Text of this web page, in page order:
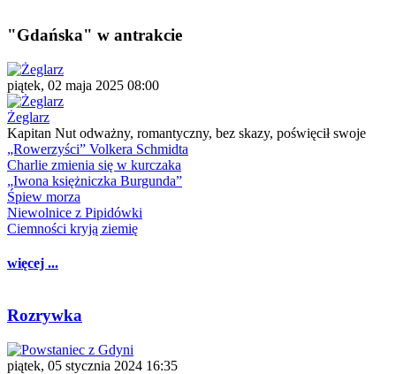
"Gdańska" w antrakcie
piątek, 02 maja 2025 08:00
Żeglarz
Kapitan Nut odważny, romantyczny, bez skazy, poświęcił swoje
„Rowerzyści” Volkera Schmidta
Charlie zmienia się w kurczaka
„Iwona księżniczka Burgunda”
Śpiew morza
Niewolnice z Pipidówki
Ciemności kryją ziemię
więcej ...
Rozrywka
piątek, 05 stycznia 2024 16:35